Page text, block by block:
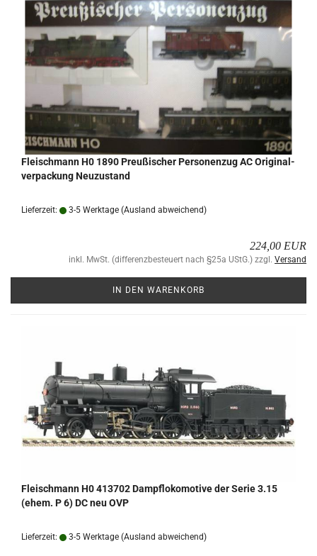
Fleisch­mann H0 1890 Preu­ßi­scher Per­so­nen­zug AC Ori­gi­nal­
ver­pa­ckung Neu­zu­stand
Lieferzeit: 3-5 Werktage (Ausland abweichend)
224,00 EUR
inkl. MwSt. (differenzbesteuert nach §25a UStG.) zzgl. Versand
IN DEN WARENKORB
Fleisch­mann H0 413702 Dampf­lo­ko­mo­ti­ve der Serie 3.15
(ehem. P 6) DC neu OVP
Lieferzeit: 3-5 Werktage (Ausland abweichend)